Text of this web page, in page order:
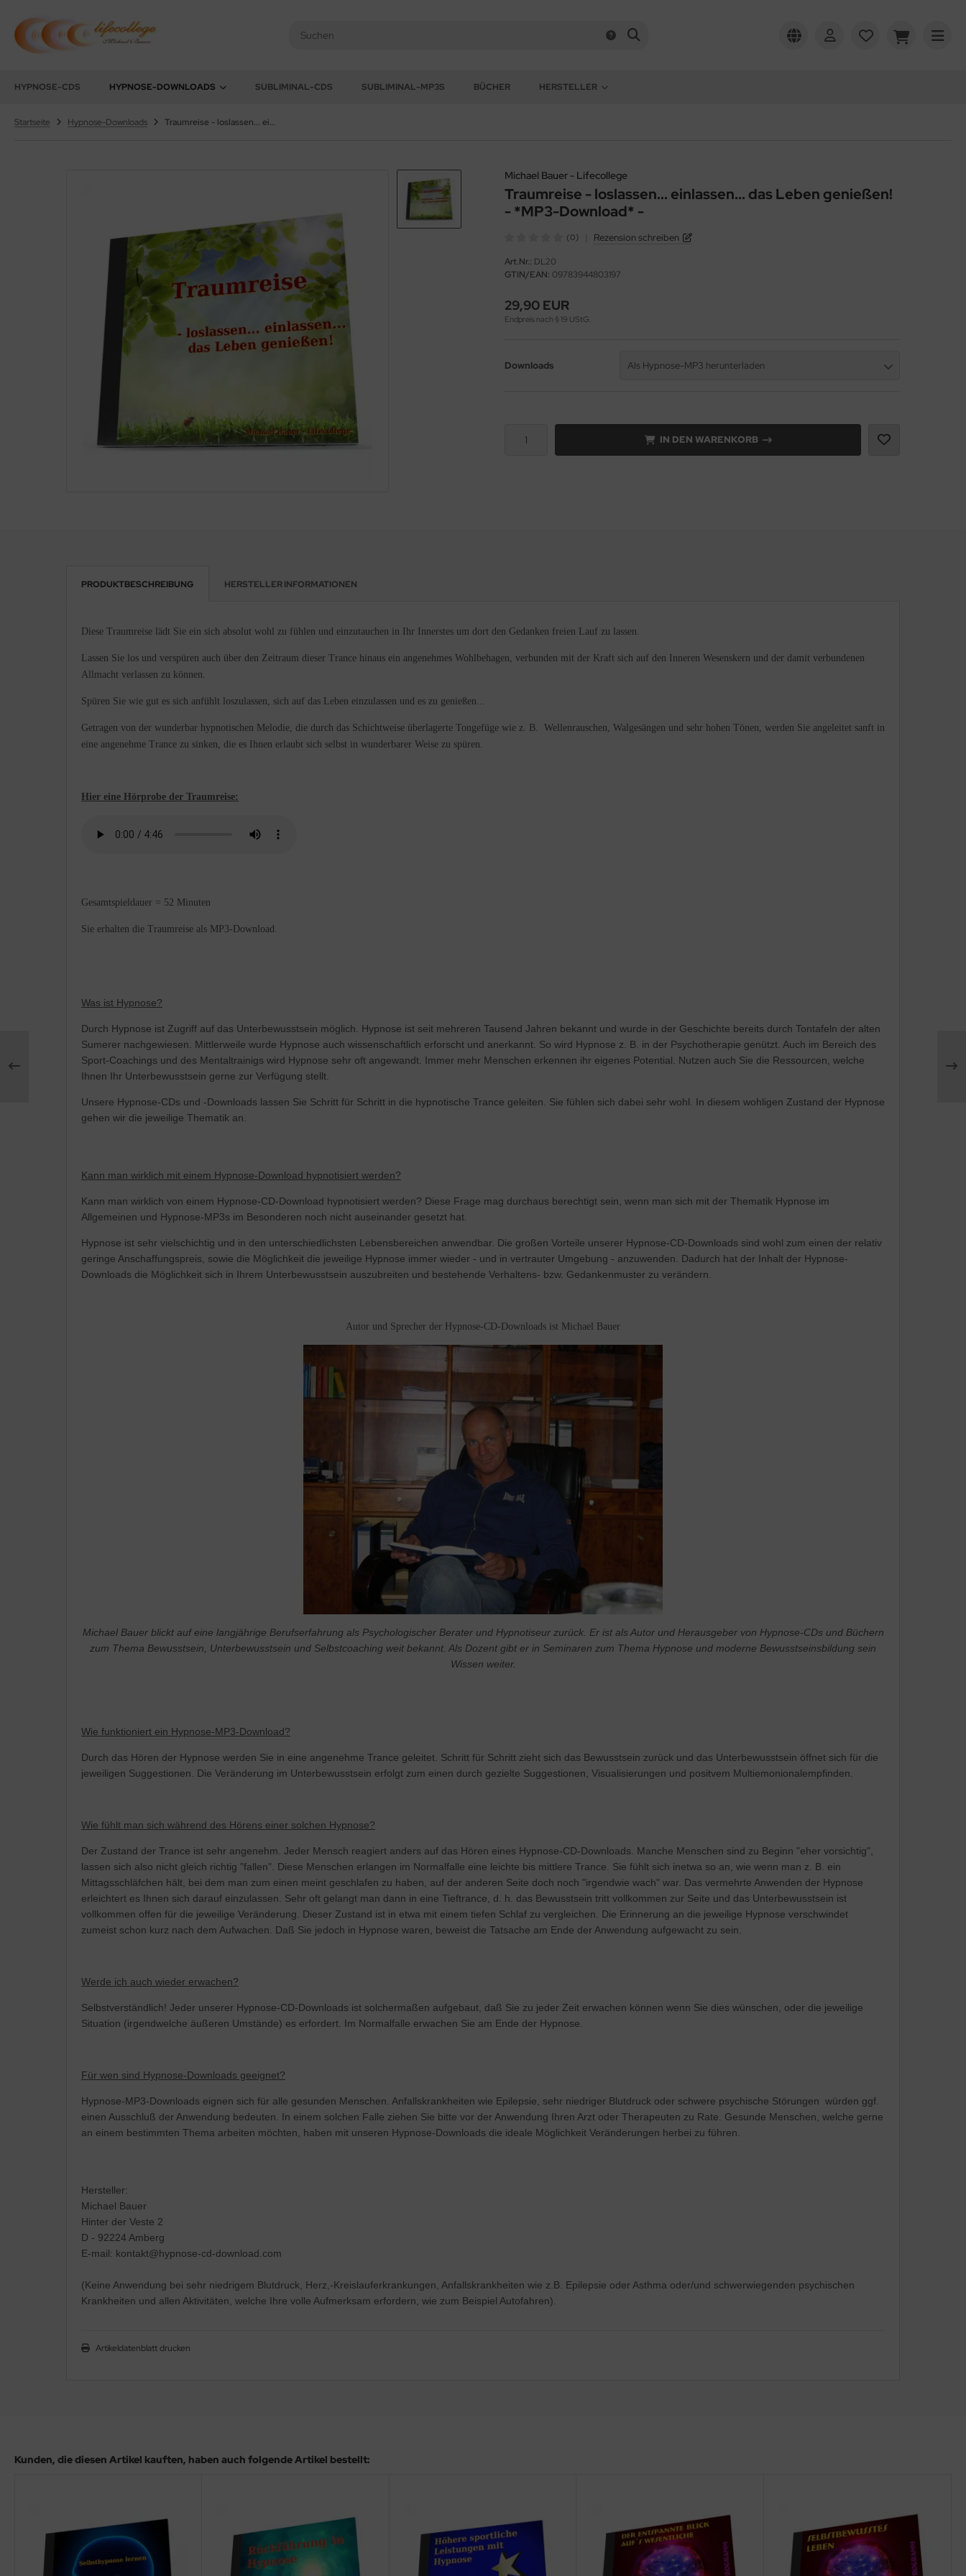
HYPNOSE-CDS HYPNOSE-DOWNLOADS SUBLIMINAL-CDS SUBLIMINAL-MP3S BÜCHER HERSTELLER
Startseite Hypnose-Downloads Traumreise - loslassen... einlassen... das Leben genießen! - *MP3-Download* -
Michael Bauer - Lifecollege
Traumreise - loslassen... einlassen... das Leben genießen!
- *MP3-Download* -
(0) Rezension schreiben
Art.Nr.: DL20
GTIN/EAN: 09783944803197
29,90 EUR
Endpreis nach § 19 UStG.
Downloads Als Hypnose-MP3 herunterladen
IN DEN WARENKORB
PRODUKTBESCHREIBUNG HERSTELLER INFORMATIONEN
Diese Traumreise lädt Sie ein sich absolut wohl zu fühlen und einzutauchen in Ihr Innerstes um dort den Gedanken freien Lauf zu lassen.
Lassen Sie los und verspüren auch über den Zeitraum dieser Trance hinaus ein angenehmes Wohlbehagen, verbunden mit der Kraft sich auf den Inneren Wesenskern und der damit verbundenen
Allmacht verlassen zu können.
Spüren Sie wie gut es sich anfühlt loszulassen, sich auf das Leben einzulassen und es zu genießen...
Getragen von der wunderbar hypnotischen Melodie, die durch das Schichtweise überlagerte Tongefüge wie z. B. Wellenrauschen, Walgesängen und sehr hohen Tönen, werden Sie angeleitet sanft in
eine angenehme Trance zu sinken, die es Ihnen erlaubt sich selbst in wunderbarer Weise zu spüren.
Hier eine Hörprobe der Traumreise:
Gesamtspieldauer = 52 Minuten
Sie erhalten die Traumreise als MP3-Download.
Was ist Hypnose?
Durch Hypnose ist Zugriff auf das Unterbewusstsein möglich. Hypnose ist seit mehreren Tausend Jahren bekannt und wurde in der Geschichte bereits durch Tontafeln der alten
Sumerer nachgewiesen. Mittlerweile wurde Hypnose auch wissenschaftlich erforscht und anerkannt. So wird Hypnose z. B. in der Psychotherapie genützt. Auch im Bereich des
Sport-Coachings und des Mentaltrainigs wird Hypnose sehr oft angewandt. Immer mehr Menschen erkennen ihr eigenes Potential. Nutzen auch Sie die Ressourcen, welche
Ihnen Ihr Unterbewusstsein gerne zur Verfügung stellt.
Unsere Hypnose-CDs und -Downloads lassen Sie Schritt für Schritt in die hypnotische Trance geleiten. Sie fühlen sich dabei sehr wohl. In diesem wohligen Zustand der Hypnose
gehen wir die jeweilige Thematik an.
Kann man wirklich mit einem Hypnose-Download hypnotisiert werden?
Kann man wirklich von einem Hypnose-CD-Download hypnotisiert werden? Diese Frage mag durchaus berechtigt sein, wenn man sich mit der Thematik Hypnose im
Allgemeinen und Hypnose-MP3s im Besonderen noch nicht auseinander gesetzt hat.
Hypnose ist sehr vielschichtig und in den unterschiedlichsten Lebensbereichen anwendbar. Die großen Vorteile unserer Hypnose-CD-Downloads sind wohl zum einen der relativ
geringe Anschaffungspreis, sowie die Möglichkeit die jeweilige Hypnose immer wieder - und in vertrauter Umgebung - anzuwenden. Dadurch hat der Inhalt der Hypnose-
Downloads die Möglichkeit sich in Ihrem Unterbewusstsein auszubreiten und bestehende Verhaltens- bzw. Gedankenmuster zu verändern.
Autor und Sprecher der Hypnose-CD-Downloads ist Michael Bauer
Michael Bauer blickt auf eine langjährige Berufserfahrung als Psychologischer Berater und Hypnotiseur zurück. Er ist als Autor und Herausgeber von Hypnose-CDs und Büchern
zum Thema Bewusstsein, Unterbewusstsein und Selbstcoaching weit bekannt. Als Dozent gibt er in Seminaren zum Thema Hypnose und moderne Bewusstseinsbildung sein
Wissen weiter.
Wie funktioniert ein Hypnose-MP3-Download?
Durch das Hören der Hypnose werden Sie in eine angenehme Trance geleitet. Schritt für Schritt zieht sich das Bewusstsein zurück und das Unterbewusstsein öffnet sich für die
jeweiligen Suggestionen. Die Veränderung im Unterbewusstsein erfolgt zum einen durch gezielte Suggestionen, Visualisierungen und positvem Multiemonionalempfinden.
Wie fühlt man sich während des Hörens einer solchen Hypnose?
Der Zustand der Trance ist sehr angenehm. Jeder Mensch reagiert anders auf das Hören eines Hypnose-CD-Downloads. Manche Menschen sind zu Beginn "eher vorsichtig",
lassen sich also nicht gleich richtig "fallen". Diese Menschen erlangen im Normalfalle eine leichte bis mittlere Trance. Sie fühlt sich inetwa so an, wie wenn man z. B. ein
Mittagsschläfchen hält, bei dem man zum einen meint geschlafen zu haben, auf der anderen Seite doch noch "irgendwie wach" war. Das vermehrte Anwenden der Hypnose
erleichtert es Ihnen sich darauf einzulassen. Sehr oft gelangt man dann in eine Tieftrance, d. h. das Bewusstsein tritt vollkommen zur Seite und das Unterbewusstsein ist
vollkommen offen für die jeweilige Veränderung. Dieser Zustand ist in etwa mit einem tiefen Schlaf zu vergleichen. Die Erinnerung an die jeweilige Hypnose verschwindet
zumeist schon kurz nach dem Aufwachen. Daß Sie jedoch in Hypnose waren, beweist die Tatsache am Ende der Anwendung aufgewacht zu sein.
Werde ich auch wieder erwachen?
Selbstverständlich! Jeder unserer Hypnose-CD-Downloads ist solchermaßen aufgebaut, daß Sie zu jeder Zeit erwachen können wenn Sie dies wünschen, oder die jeweilige
Situation (irgendwelche äußeren Umstände) es erfordert. Im Normalfalle erwachen Sie am Ende der Hypnose.
Für wen sind Hypnose-Downloads geeignet?
Hypnose-MP3-Downloads eignen sich für alle gesunden Menschen. Anfallskrankheiten wie Epilepsie, sehr niedriger Blutdruck oder schwere psychische Störungen würden ggf.
einen Ausschluß der Anwendung bedeuten. In einem solchen Falle ziehen Sie bitte vor der Anwendung Ihren Arzt oder Therapeuten zu Rate. Gesunde Menschen, welche gerne
an einem bestimmten Thema arbeiten möchten, haben mit unseren Hypnose-Downloads die ideale Möglichkeit Veränderungen herbei zu führen.
Hersteller:
Michael Bauer
Hinter der Veste 2
D - 92224 Amberg
E-mail: kontakt@hypnose-cd-download.com
(Keine Anwendung bei sehr niedrigem Blutdruck, Herz,-Kreislauferkrankungen, Anfallskrankheiten wie z.B. Epilepsie oder Asthma oder/und schwerwiegenden psychischen
Krankheiten und allen Aktivitäten, welche Ihre volle Aufmerksam erfordern, wie zum Beispiel Autofahren).
Artikeldatenblatt drucken
Kunden, die diesen Artikel kauften, haben auch folgende Artikel bestellt:
Bauer - Lifecollege